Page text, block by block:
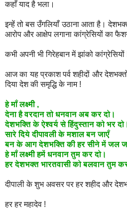
कहाँ याद है भला।
इन्हें तो बस उँगलियाँ उठाना आता है।
आरोप और आक्षेप लगाना कांग्रेसियों का
कभी अपनी भी गिरेहबान में झांको कांग्रेसियों
आज का यह प्रकाश पर्व शहीदों और
दिया देश की समृद्धि के नाम!
हे माँ लक्ष्मी,
देना है वरदान तो धनवान अब कर दो।
देशभक्ति के ऐश्वर्य से हिंदुस्तान को भर
सारे दिये दीपावलीके मशाल बन जाएँ
बन के आग देशभक्ति की हर सीने में जल
हे माँ लक्ष्मी हमें धनवान तुम कर दो।
हर देशभक्त भारतवासी को बलवान तुम
दीपाली के शुभ अवसर पर हर शहीद और
हर हर महादेव !